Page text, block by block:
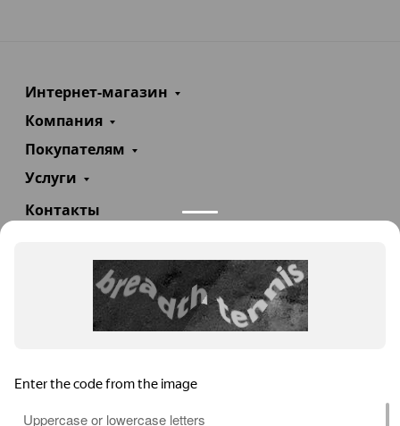
Интернет-магазин
Компания
Покупателям
Услуги
Контакты
info@teploexpert.com
Пн—Сб 09:00 – 18:00
TeploExpert.com © 2008 - 2026 Оборудование для
систем отопления, водоснабжения, канализации